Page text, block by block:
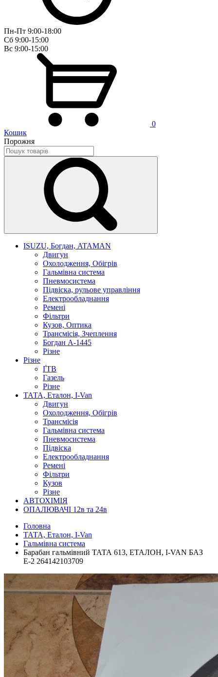
Пн-Пт 9:00-18:00
Сб 9:00-15:00
Вс 9:00-15:00
0
Кошик
Порожня
ISUZU, Богдан, ATAMAN
Двигун
Охолодження, Обігрів
Гальмівна система
Пневмосистема
Підвіска, рульове управління
Електрообладнання
Ремені
Фільтри
Кузов, Оптика
Трансмісія, Зчеплення
Богдан А-1445
Різне
Різне
ҐТВ
Газель
Різне
ТАТА, Еталон, I-Van
Двигун
Охолодження, Обігрів
Трансмісія
Гальмівна система
Пневмосистема
Підвіска
Електрообладнання
Ремені
Фільтри
Кузов
Різне
АВТОХІМІЯ
ОПАЛЮВАЧІ 12в та 24в
Головна
ТАТА, Еталон, I-Van
Гальмівна система
Барабан гальмівний ТАТА 613, ЕТАЛОН, I-VAN БАЗ
Е-2 264142103709